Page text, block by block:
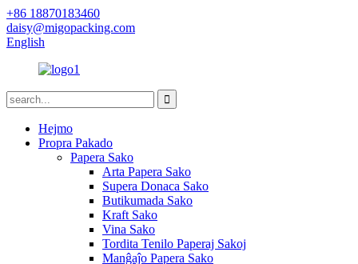
+86 18870183460
daisy@migopacking.com
English
Hejmo
Propra Pakado
Papera Sako
Arta Papera Sako
Supera Donaca Sako
Butikumada Sako
Kraft Sako
Vina Sako
Tordita Tenilo Paperaj Sakoj
Manĝaĵo Papera Sako